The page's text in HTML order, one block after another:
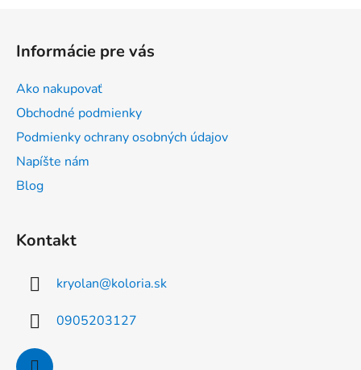
Informácie pre vás
Ako nakupovať
Obchodné podmienky
Podmienky ochrany osobných údajov
Napíšte nám
Blog
Kontakt
kryolan@koloria.sk
0905203127